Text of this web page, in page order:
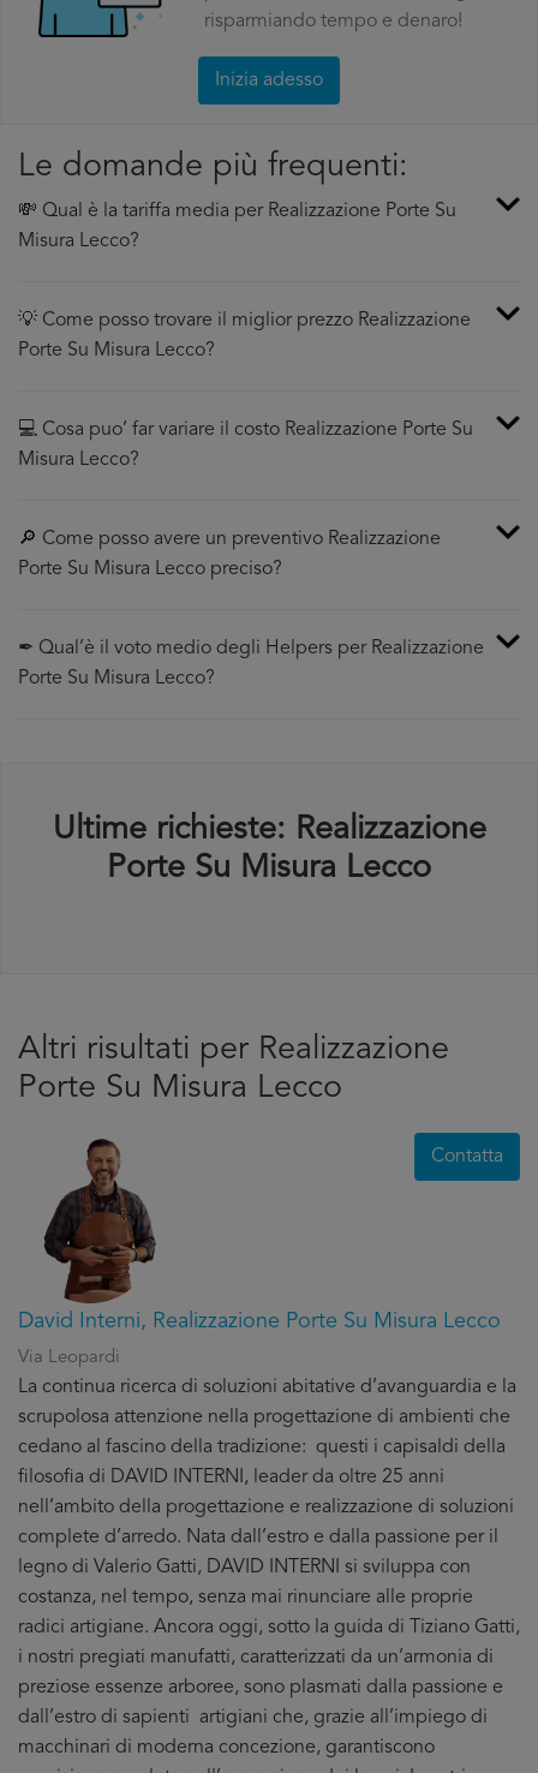
risparmiando tempo e denaro!
Inizia adesso
Le domande più frequenti:
💸 Qual è la tariffa media per Realizzazione Porte Su
Misura Lecco?
💡 Come posso trovare il miglior prezzo Realizzazione
Porte Su Misura Lecco?
💻 Cosa puo’ far variare il costo Realizzazione Porte Su
Misura Lecco?
🔎 Come posso avere un preventivo Realizzazione
Porte Su Misura Lecco preciso?
✒ Qual’è il voto medio degli Helpers per Realizzazione
Porte Su Misura Lecco?
Ultime richieste: Realizzazione
Porte Su Misura Lecco
Altri risultati per Realizzazione
Porte Su Misura Lecco
David Interni, Realizzazione Porte Su Misura Lecco
Via Leopardi
La continua ricerca di soluzioni abitative d’avanguardia e la
scrupolosa attenzione nella progettazione di ambienti che
cedano al fascino della tradizione: questi i capisaldi della
filosofia di DAVID INTERNI, leader da oltre 25 anni
nell’ambito della progettazione e realizzazione di soluzioni
complete d’arredo. Nata dall’estro e dalla passione per il
legno di Valerio Gatti, DAVID INTERNI si sviluppa con
costanza, nel tempo, senza mai rinunciare alle proprie
radici artigiane. Ancora oggi, sotto la guida di Tiziano Gatti,
i nostri pregiati manufatti, caratterizzati da un’armonia di
preziose essenze arboree, sono plasmati dalla passione e
dall’estro di sapienti artigiani che, grazie all’impiego di
macchinari di moderna concezione, garantiscono
Contatta